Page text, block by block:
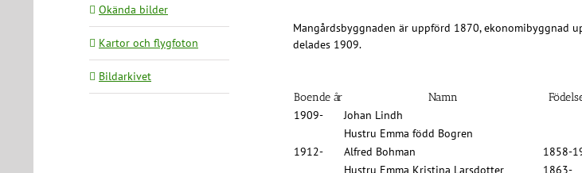
Mangårdsbyggnaden är uppförd 1870, ekonomibyggnad
delades 1909.
Boende år Namn
1909-
Johan Lindh
Hustru Emma född Bogren
1912-
Alfred Bohman
1858-
Hustru Emma Kristina Larsdotter
1863-
Okända bilder
Kartor och flygfoton
Bildarkivet